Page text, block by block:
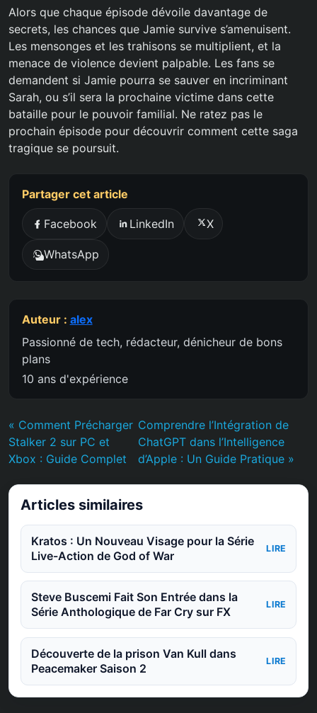
Alors que chaque épisode dévoile davantage de
secrets, les chances que Jamie survive s’amenuisent.
Les mensonges et les trahisons se multiplient, et la
menace de violence devient palpable. Les fans se
demandent si Jamie pourra se sauver en incriminant
Sarah, ou s’il sera la prochaine victime dans cette
bataille pour le pouvoir familial. Ne ratez pas le
prochain épisode pour découvrir comment cette saga
tragique se poursuit.
Partager cet article
Facebook LinkedIn X
WhatsApp
Auteur : alex
Passionné de tech, rédacteur, dénicheur de bons
plans
10 ans d'expérience
« Comment Précharger
Stalker 2 sur PC et
Xbox : Guide Complet
Comprendre l’Intégration de
ChatGPT dans l’Intelligence
d’Apple : Un Guide Pratique »
Articles similaires
Kratos : Un Nouveau Visage pour la Série
Live-Action de God of War
LIRE
Steve Buscemi Fait Son Entrée dans la
Série Anthologique de Far Cry sur FX
LIRE
Découverte de la prison Van Kull dans
Peacemaker Saison 2
LIRE